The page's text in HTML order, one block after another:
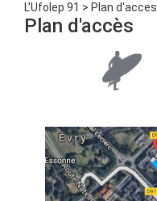
L'Ufolep 91 > Plan d'acces
Plan d'accès